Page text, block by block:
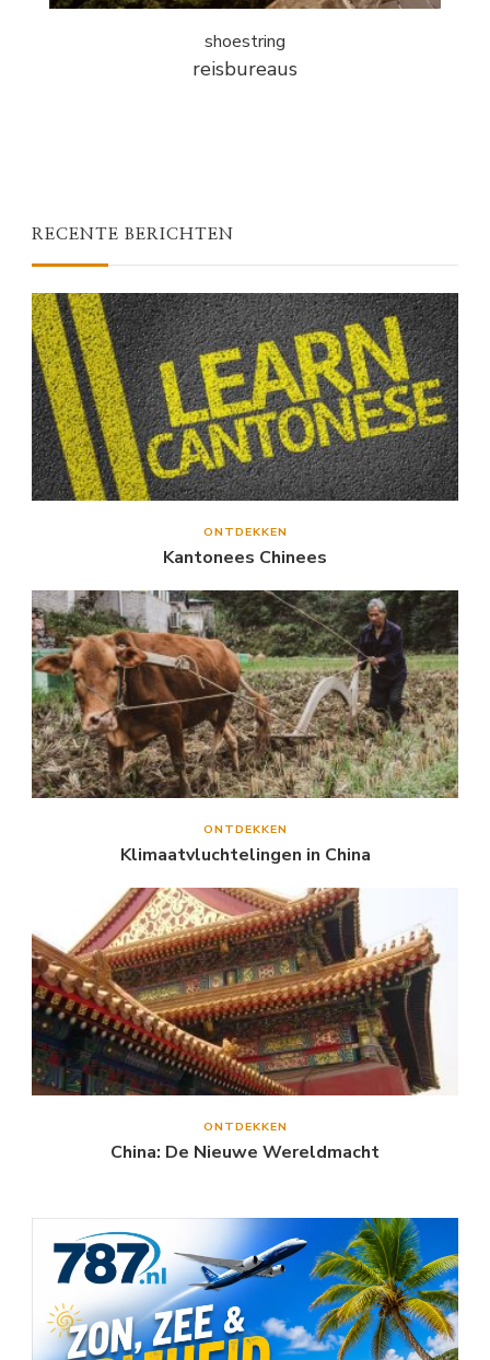
shoestring
reisbureaus
RECENTE BERICHTEN
ONTDEKKEN
Kantonees Chinees
ONTDEKKEN
Klimaatvluchtelingen in China
ONTDEKKEN
China: De Nieuwe Wereldmacht